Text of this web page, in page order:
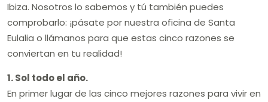
Ibiza. Nosotros lo sabemos y tú también puedes
comprobarlo: ¡pásate por nuestra oficina de Santa
Eulalia o llámanos para que estas cinco razones se
conviertan en tu realidad!
1. Sol todo el año.
En primer lugar de las cinco mejores razones para vivir en